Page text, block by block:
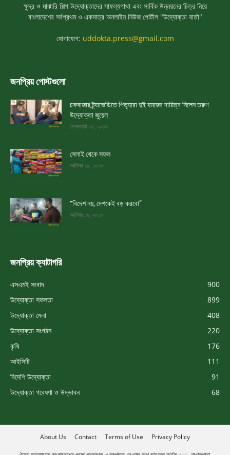
ক্ষুদ্র ও মাঝারি শিল্প উদ্যোক্তাদের সাফল্যগাথা এবং সার্বিক উন্নয়নের চিত্র নিয়ে
বাংলাদেশের সর্বপ্রথম ও একমাত্র অনলাইন নিউজ পোর্টাল "উদ্যোক্তা বার্তা"
যোগাযোগ: uddokta.press@gmail.com
জনপ্রিয় পোস্টগুলো
চকবাজার ট্র্যাজেডিতে পিতৃহারা দুই যমজের দায়িত্ব নিলেন তরুণ
উদ্যোক্তা জুয়েল
ফেব্রুয়ারি ২৩, ২০১৯
সেলাই থেকে সফল
অক্টোবর ২৯, ২০১৮
“বিদেশ নয়, দেশকেই বড় করবো”
অক্টোবর ১৯, ২০১৮
জনপ্রিয় ক্যাটাগরি
এসএমই সংবাদ
900
উদ্যোক্তা সফলতা
899
উদ্যোক্তা মেলা
408
উদ্যোক্তা সংগঠন
220
কৃষি
176
আইসিটি
111
বিদেশি উদ্যোক্তা
91
উদ্যোক্তা গবেষণা ও উদ্ভাবন
68
About Us Contact Terms of Use Privacy Policy